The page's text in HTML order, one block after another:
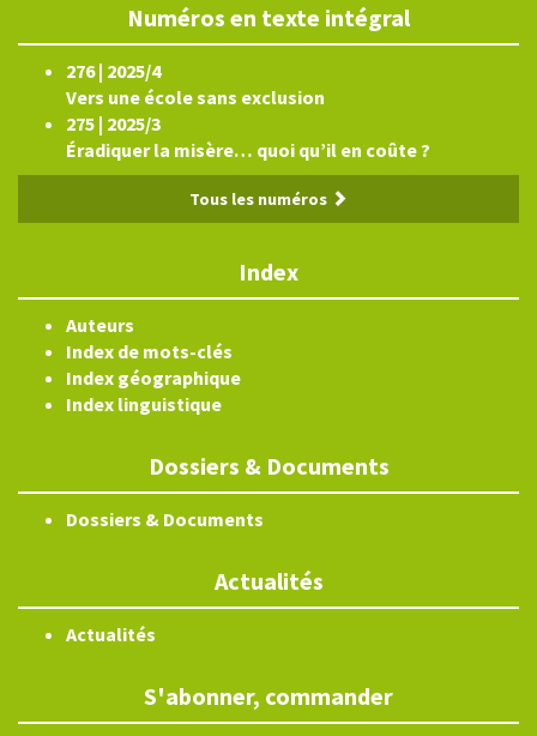
Numéros en texte intégral
276 | 2025/4
Vers une école sans exclusion
275 | 2025/3
Éradiquer la misère… quoi qu’il en coûte ?
Tous les numéros
Index
Auteurs
Index de mots-clés
Index géographique
Index linguistique
Dossiers & Documents
Dossiers & Documents
Actualités
Actualités
S'abonner, commander